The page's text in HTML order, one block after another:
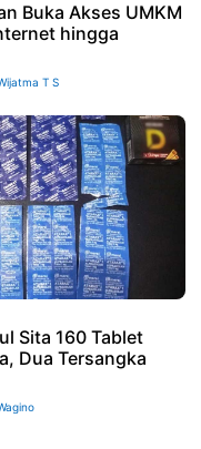
Buka Akses UMKM
hingga
T S
Sita 160 Tablet
Dua Tersangka